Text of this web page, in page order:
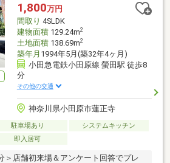
1,800万円
間取り 4SLDK
建物面積129.24m2
土地面積138.69m2
築年月 1994年5月(築32年4ヶ月)
小田急電鉄小田原線 螢田駅 徒歩8
分
その他の交通
神奈川県小田原市蓮正寺
駐車場あり
システムキッチン
即入居可
＞店舗初来場＆アンケート回答でプレ